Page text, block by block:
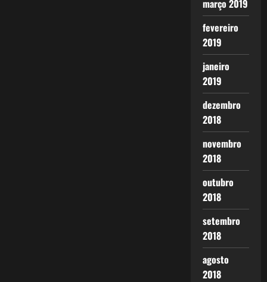
março 2019
fevereiro
2019
janeiro
2019
dezembro
2018
novembro
2018
outubro
2018
setembro
2018
agosto
2018